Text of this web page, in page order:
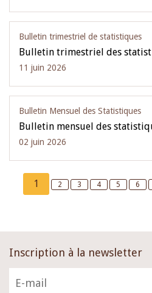
Bulletin trimestriel de statistiques
Bulletin trimestriel des
11 juin 2026
Bulletin Mensuel des Statistiques
Bulletin mensuel des
02 juin 2026
Pagination
Current
page
1 Page
2 Page
3 Page
4 Page
5 Page
6
Inscription à la newsletter